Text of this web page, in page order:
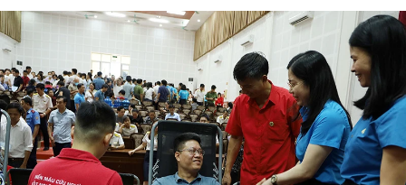
THỂ THAO
GIÁO DỤC
Y TẾ
KHOA HỌC - CÔNG NGHỆ